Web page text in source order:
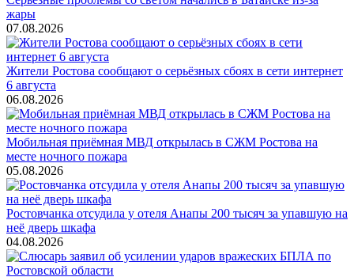
жары
07.08.2026
Жители Ростова сообщают о серьёзных сбоях в сети интернет
6 августа
06.08.2026
Мобильная приёмная МВД открылась в СЖМ Ростова на
месте ночного пожара
05.08.2026
Ростовчанка отсудила у отеля Анапы 200 тысяч за упавшую на
неё дверь шкафа
04.08.2026